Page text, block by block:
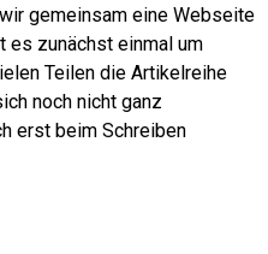
gemeinsam eine Webseite
es zunächst einmal um
Teilen die Artikelreihe
noch nicht ganz
erst beim Schreiben